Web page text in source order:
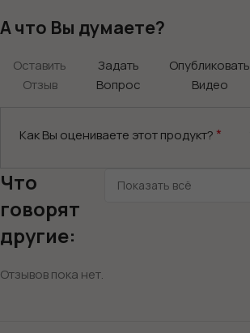
А что Вы думаете?
Оставить
Отзыв
Задать
Вопрос
Опубликовать
Видео
Как Вы оцениваете этот продукт? *
Что
говорят
другие:
Отзывов пока нет.